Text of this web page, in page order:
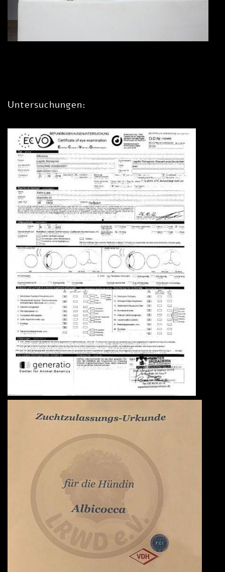
Untersuchungen: